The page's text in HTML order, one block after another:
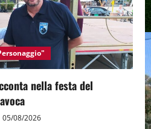
nella festa del
05/08/2026